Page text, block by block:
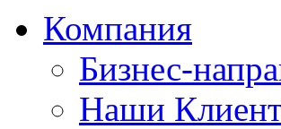
Компания
Бизнес-
Наши